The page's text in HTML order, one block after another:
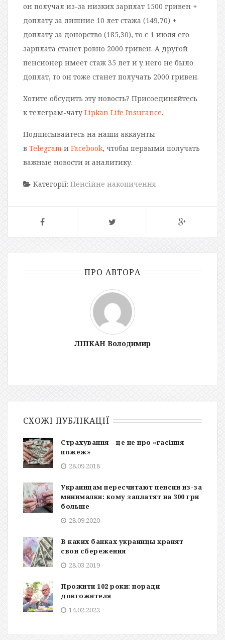
он получал из-за низких зарплат 1500 гривен +
доплату за лишние 10 лет стажа (149,70) +
доплату за донорство (185,30), то с 1 июля его
зарплата станет ровно 2000 гривен. А другой
пенсионер имеет стаж 35 лет и у него не было
доплат, то он тоже станет получать 2000 гривен.
Хотите обсудить эту новость? Присоединяйтесь
к телеграм-чату Lipkan Life Insurance.
Подписывайтесь на наши аккаунты
в Telegram и Facebook, чтобы первыми получать
важные новости и аналитику.
Категорії: Пенсійне накопичення
ПРО АВТОРА
ЛІПКАН Володимир
СХОЖІ ПУБЛІКАЦІЇ
Страхування – це не про «гасіння
пожеж»
28.09.2018
Украинцам пересчитают пенсии из-за
минималки: кому заплатят на 300 грн
больше
28.09.2020
В каких банках украинцы хранят
свои сбережения
28.03.2019
Прожити 102 роки: поради
довгожителя
14.02.2022